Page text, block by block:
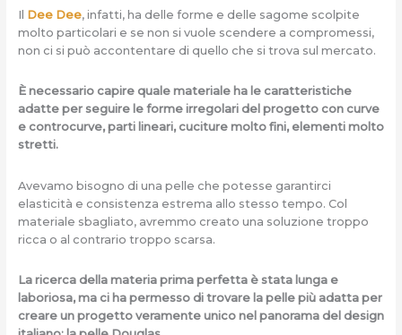
Il Dee Dee, infatti, ha delle forme e delle sagome scolpite
molto particolari e se non si vuole scendere a compromessi,
non ci si può accontentare di quello che si trova sul mercato.
È necessario capire quale materiale ha le caratteristiche
adatte per seguire le forme irregolari del progetto con curve
e controcurve, parti lineari, cuciture molto fini, elementi molto
stretti.
Avevamo bisogno di una pelle che potesse garantirci
elasticità e consistenza estrema allo stesso tempo. Col
materiale sbagliato, avremmo creato una soluzione troppo
ricca o al contrario troppo scarsa.
La ricerca della materia prima perfetta è stata lunga e
laboriosa, ma ci ha permesso di trovare la pelle più adatta per
creare un progetto veramente unico nel panorama del design